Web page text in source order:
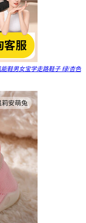
鞋男女宝学走路鞋子 绿/杏色